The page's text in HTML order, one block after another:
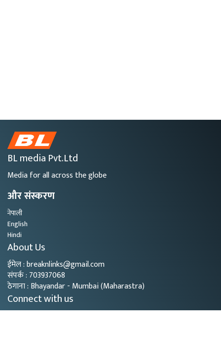
BL media Pvt.Ltd
Media for all across the globe
और संस्करण
नेपाली
English
Hindi
About Us
ईमेल : breaknlinks@gmail.com
संपर्क : 703937068
ठेगाना : Bhayandar - Mumbai (Maharastra)
Connect with us